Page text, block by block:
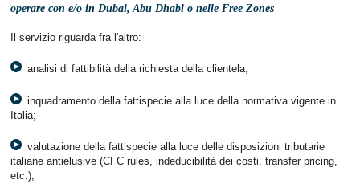
operare con e/o in Dubai, Abu Dhabi o nelle Free Zones
Il servizio riguarda fra l'altro:
analisi di fattibilità della richiesta della clientela;
inquadramento della fattispecie alla luce della normativa vigente in
Italia;
valutazione della fattispecie alla luce delle disposizioni tributarie
italiane antielusive (CFC rules, indeducibilità dei costi, transfer pricing,
etc.);